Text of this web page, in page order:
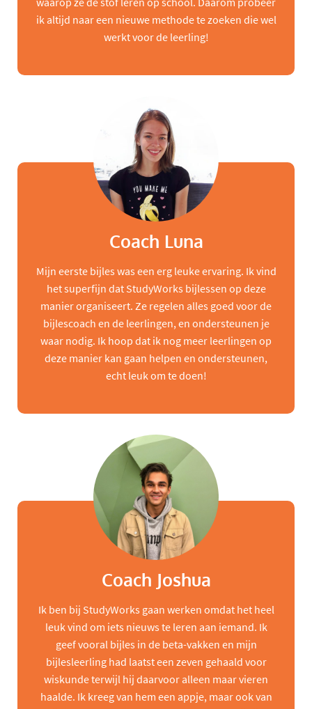
ik altijd naar een nieuwe methode te zoeken die wel
werkt voor de leerling!
Coach Luna
Mijn eerste bijles was een erg leuke ervaring. Ik vind
het superfijn dat StudyWorks bijlessen op deze
manier organiseert. Ze regelen alles goed voor de
bijlescoach en de leerlingen, en ondersteunen je
waar nodig. Ik hoop dat ik nog meer leerlingen op
deze manier kan gaan helpen en ondersteunen,
echt leuk om te doen!
Coach Joshua
Ik ben bij StudyWorks gaan werken omdat het heel
leuk vind om iets nieuws te leren aan iemand. Ik
geef vooral bijles in de beta-vakken en mijn
bijlesleerling had laatst een zeven gehaald voor
wiskunde terwijl hij daarvoor alleen maar vieren
haalde. Ik kreeg van hem een appje, maar ook van